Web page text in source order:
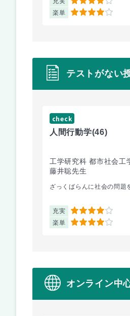
4
楽単 4
テストがない
check
人間行動学(46)
工学研究科 都市社会工
藤井聡先生
ざっくばらんに社会の問題
充実 4
楽単 4
オンライン中